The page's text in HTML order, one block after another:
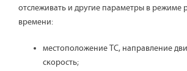
отслеживать и другие параметры в режиме
времени:
местоположение ТС, направление
скорость;